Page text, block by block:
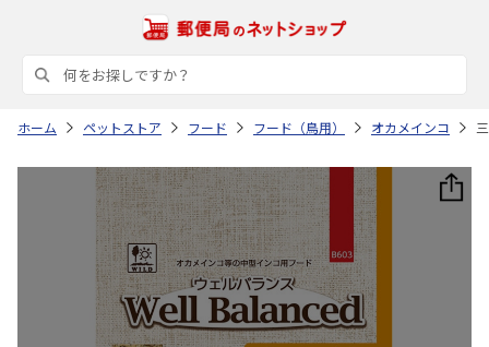
ホーム ペットストア フード フード（鳥用） オカメインコ